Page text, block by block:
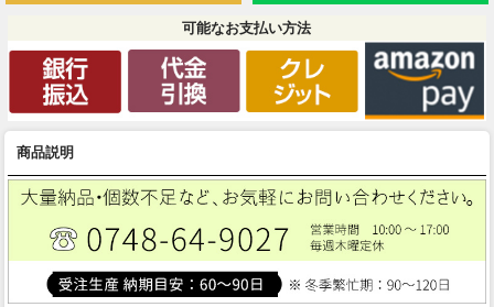
可能なお支払い方法
商品説明